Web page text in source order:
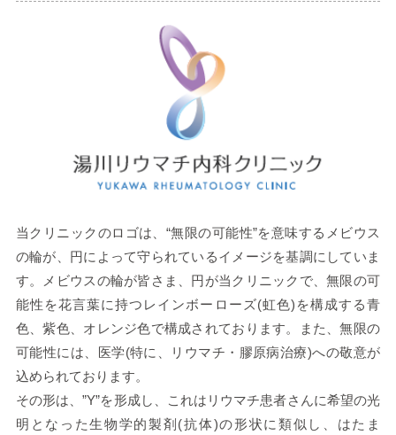
当クリニックのロゴは、“無限の可能性”を意味するメビウス
の輪が、円によって守られているイメージを基調にしていま
す。メビウスの輪が皆さま、円が当クリニックで、無限の可
能性を花言葉に持つレインボーローズ(虹色)を構成する青
色、紫色、オレンジ色で構成されております。また、無限の
可能性には、医学(特に、リウマチ・膠原病治療)への敬意が
込められております。
その形は、”Y”を形成し、これはリウマチ患者さんに希望の光
明となった生物学的製剤(抗体)の形状に類似し、はたま